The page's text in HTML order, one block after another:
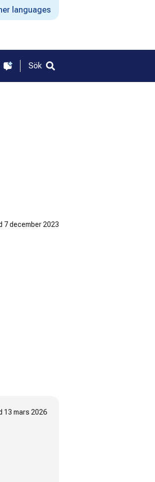
languages
Sök
7 december 2023
13 mars 2026